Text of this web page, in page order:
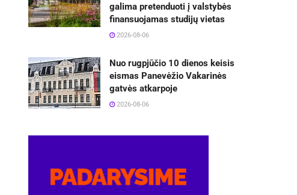
galima pretenduoti į valstybės
finansuojamas studijų vietas
2026-08-06
Nuo rugpjūčio 10 dienos keisis
eismas Panevėžio Vakarinės
gatvės atkarpoje
2026-08-06